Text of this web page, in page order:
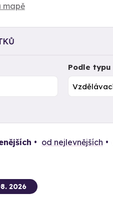
mapě
Podle typu
od nejlevnějších
2026